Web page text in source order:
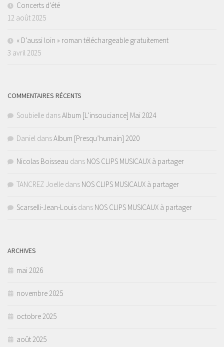
Concerts d’été
12 août 2025
« D’aussi loin » roman téléchargeable gratuitement
3 avril 2025
COMMENTAIRES RÉCENTS
Soubielle dansAlbum [L’insouciance] Mai 2024
Daniel dansAlbum [Presqu’humain] 2020
Nicolas Boisseau dans NOS CLIPS MUSICAUX à partager
TANCREZ Joelle dans NOS CLIPS MUSICAUX à partager
Scarselli-Jean-Louis dans NOS CLIPS MUSICAUX à partager
ARCHIVES
mai 2026
novembre 2025
octobre 2025
août 2025